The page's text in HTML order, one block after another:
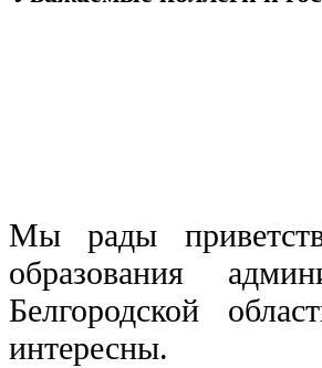
Мы рады
образования
Белгородской
интересны.